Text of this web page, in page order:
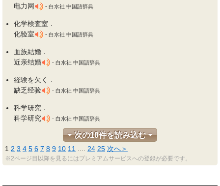
电力网
- 白水社 中国語辞典
化学検査室．
化验室
- 白水社 中国語辞典
血族結婚．
近亲结婚
- 白水社 中国語辞典
経験を欠 く
．
缺乏经验
- 白水社 中国語辞典
科学研究．
科学研究
- 白水社 中国語辞典
次の10件を読み込む
1 2 3 4 5 6 7 8 9 10 11 24 25 次へ＞
※2ページ目以降を見るにはプレミアムサービスへの登録が必要です。